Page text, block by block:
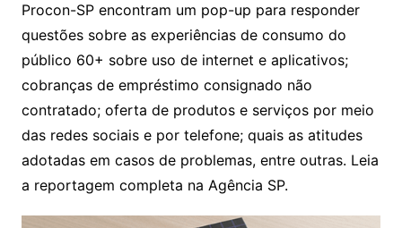
Procon-SP encontram um pop-up para responder
questões sobre as experiências de consumo do
público 60+ sobre uso de internet e aplicativos;
cobranças de empréstimo consignado não
contratado; oferta de produtos e serviços por meio
das redes sociais e por telefone; quais as atitudes
adotadas em casos de problemas, entre outras. Leia
a reportagem completa na Agência SP.